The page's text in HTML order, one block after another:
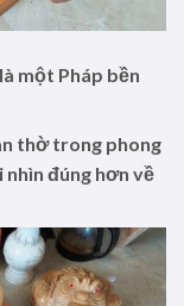
một Pháp bền
thờ trong phong
đúng hơn về